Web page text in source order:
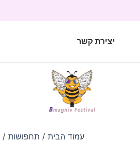
יצירת קשר
עמוד הבית/ תחפושות/